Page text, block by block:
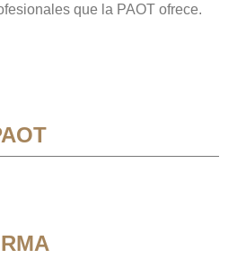
que la PAOT ofrece.